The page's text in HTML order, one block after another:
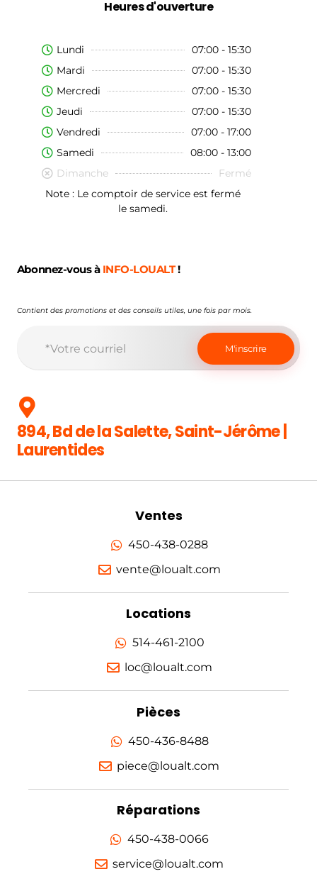
Heures d'ouverture
Lundi
07:00 - 15:30
Mardi
07:00 - 15:30
Mercredi
07:00 - 15:30
Jeudi
07:00 - 15:30
Vendredi
07:00 - 17:00
Samedi
08:00 - 13:00
Dimanche
Fermé
Note : Le comptoir de service est fermé
le samedi.
Abonnez-vous à INFO-LOUALT!
Contient des promotions et des conseils utiles, une fois par mois.
894, Bd de la Salette, Saint-Jérôme |
Laurentides
Ventes
450-438-0288
vente@loualt.com
Locations
514-461-2100
loc@loualt.com
Pièces
450-436-8488
piece@loualt.com
Réparations
450-438-0066
service@loualt.com